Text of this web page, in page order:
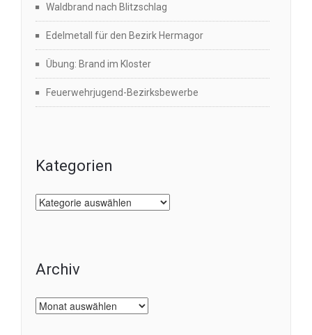
Waldbrand nach Blitzschlag
Edelmetall für den Bezirk Hermagor
Übung: Brand im Kloster
Feuerwehrjugend-Bezirksbewerbe
Kategorien
Kategorien
Archiv
Archiv